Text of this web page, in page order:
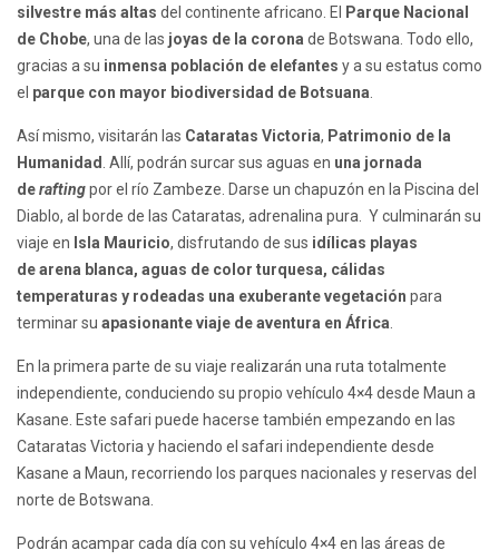
silvestre más altas del continente africano. El
Parque Nacional
de Chobe, una de las joyas de la corona de Botswana. Todo ello,
gracias a su inmensa población de elefantes y a su estatus como
el parque con mayor biodiversidad de Botsuana.
Así mismo, visitarán las Cataratas Victoria, Patrimonio de la
Humanidad. Allí, podrán surcar sus aguas en una jornada
deraftingpor el río Zambeze. Darse un chapuzón en la Piscina del
Diablo, al borde de las Cataratas, adrenalina pura. Y culminarán su
viaje en Isla Mauricio, disfrutando de sus idílicas playas
de arena blanca, aguas de color turquesa, cálidas
temperaturas y rodeadas una exuberante vegetación para
terminar su apasionante viaje de aventura en África.
En la primera parte de su viaje realizarán unaruta totalmente
independiente, conduciendo su propio vehículo 4×4 desde Maun a
Kasane. Este safari puede hacerse también empezando en las
Cataratas Victoria y haciendo el safari independiente desde
Kasane a Maun, recorriendo los parques nacionales y reservas del
norte de Botswana.
Podrán acampar cada día con su vehículo 4×4 en las áreas de